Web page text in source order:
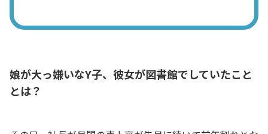
娘が大っ嫌いなY子、彼女が図書館でしていたこと
とは？